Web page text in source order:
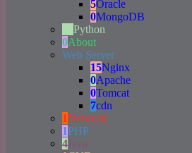
5Oracle
0MongoDB
Python
0About
Web Server
15Nginx
0Apache
0Tomcat
7cdn
1Network
1PHP
4Java